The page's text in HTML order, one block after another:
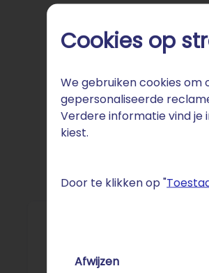
Cookies op
We gebruiken cookies
gepersonaliseerde
Verdere informatie vind je
kiest.
Door te klikken op "
Afwijzen